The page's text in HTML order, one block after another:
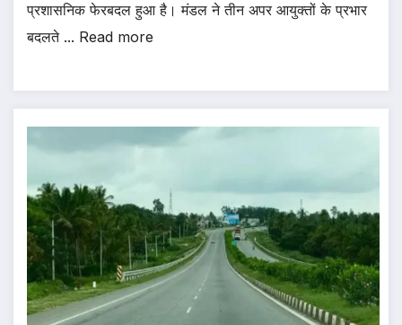
प्रशासनिक फेरबदल हुआ है। मंडल ने तीन अपर आयुक्तों के प्रभार
बदलते ... Read more